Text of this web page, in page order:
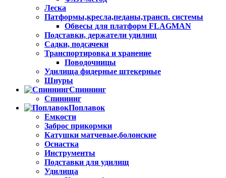
Леска
Патформы,кресла,педаны,трансп. системы
Обвесы для платформ FLAGMAN
Подставки, держатели удилищ
Садки, подсачеки
Транспортировка и хранение
Поводочницы
Удилища фидерные штекерные
Шнуры
Спиннинг
Спиннинг
Поплавок
Емкости
Заброс прикормки
Катушки матчевые,болонские
Оснастка
Инструменты
Подставки для удилищ
Удилища